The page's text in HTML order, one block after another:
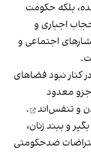
بلکه حکومت
اجباری و
اجتماعی و
کنار نبود فضاهای
جزو معدود
و تنفس‌اند
.
و ببند زنان،
ضدحکومتی